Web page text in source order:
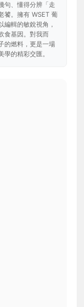
句、懂得分辨「走
饕。擁有 WSET 葡
編輯的敏銳視角，
食基因。對我而
的燃料，更是一場
的精彩交匯。